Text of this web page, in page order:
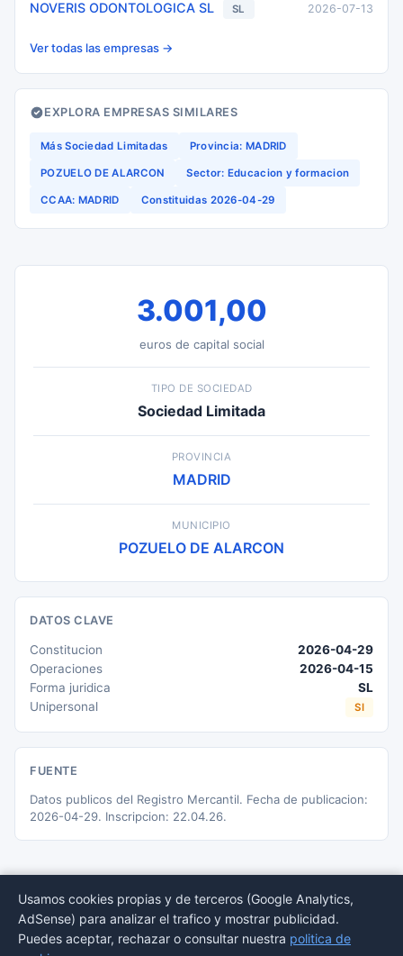
NOVERIS ODONTOLOGICA SL SL 2026-07-13
Ver todas las empresas →
EXPLORA EMPRESAS SIMILARES
Más Sociedad Limitadas Provincia: MADRID
POZUELO DE ALARCON Sector: Educacion y formacion
CCAA: MADRID Constituidas 2026-04-29
3.001,00
euros de capital social
TIPO DE SOCIEDAD
Sociedad Limitada
PROVINCIA
MADRID
MUNICIPIO
POZUELO DE ALARCON
DATOS CLAVE
Constitucion
2026-04-29
Operaciones
2026-04-15
Forma juridica
SL
Unipersonal
SI
FUENTE
Datos publicos del Registro Mercantil. Fecha de publicacion:
2026-04-29. Inscripcion: 22.04.26.
© 2026 BORMEDirectorio — Datos publicos del Registro Mercantil
Usamos cookies propias y de terceros (Google Analytics,
AdSense) para analizar el trafico y mostrar publicidad.
Puedes aceptar, rechazar o consultar nuestra politica de